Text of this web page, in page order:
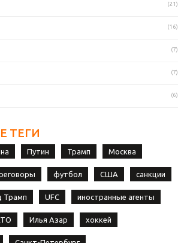
(21)
(16)
(7)
(7)
(6)
ТЕГИ
Путин Трамп Москва
футбол США санкции
Трамп UFC иностранные агенты
Илья Азар хоккей